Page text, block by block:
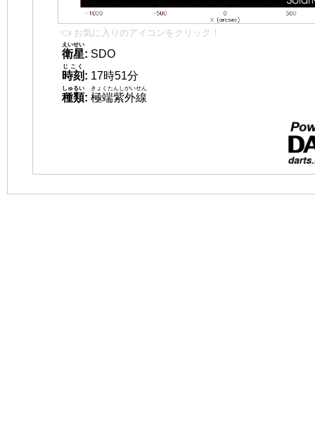
👈 お気に入りのアイコンをクリック！
衛星
えいせい
: SDO
時刻
じこく
: 17時51分
種類
しゅるい
: 極端紫外線
きょくたんしがいせん